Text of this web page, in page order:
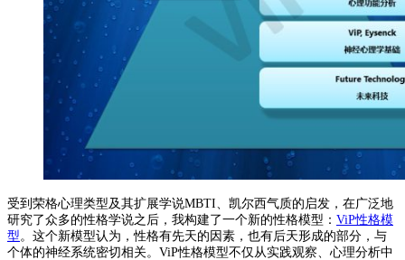
受到荣格心理类型及其扩展学说MBTI、凯尔西气质的启发，在广泛地
研究了众多的性格学说之后，我构建了一个新的性格模型： ViP性格模
型 。这个新模型认为，性格有先天的因素，也有后天形成的部分，与
个体的神经系统密切相关。ViP性格模型不仅从实践观察、心理分析中